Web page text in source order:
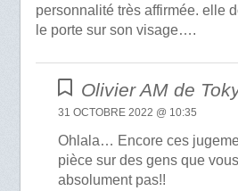
personnalité très affirmée. elle
le porte sur son visage….
Olivier AM de
31 OCTOBRE 2022 @ 10:35
Ohlala… Encore ces
pièce sur des gens que
absolument pas!!